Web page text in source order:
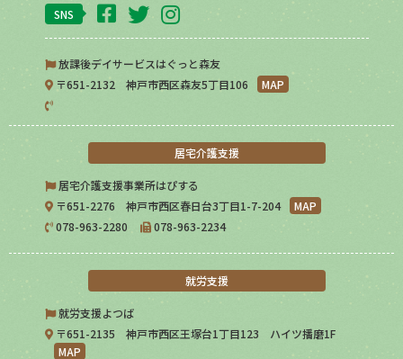
SNS
放課後デイサービスはぐっと森友
〒651-2132 神戸市西区森友5丁目106
MAP
居宅介護支援
居宅介護支援事業所はぴする
〒651-2276 神戸市西区春日台3丁目1-7-204
MAP
078-963-2280
078-963-2234
就労支援
就労支援よつば
〒651-2135 神戸市西区王塚台1丁目123 ハイツ播磨1F
MAP